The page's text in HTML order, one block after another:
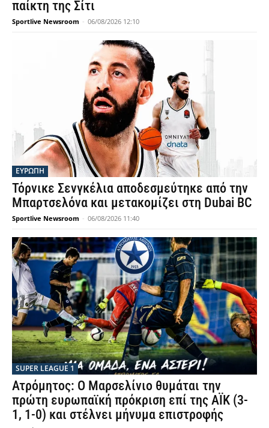
παίκτη της Σίτι
Sportlive Newsroom - 06/08/2026 12:10
ΕΥΡΩΠΗ
Τόρνικε Σενγκέλια αποδεσμεύτηκε από την
Μπαρτσελόνα και μετακομίζει στη Dubai BC
Sportlive Newsroom - 06/08/2026 11:40
SUPER LEAGUE 1
Ατρόμητος: Ο Μαρσελίνιο θυμάται την
πρώτη ευρωπαϊκή πρόκριση επί της ΑΪΚ (3-
1, 1-0) και στέλνει μήνυμα επιστροφής